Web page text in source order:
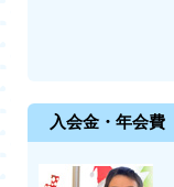
入会金・年会費